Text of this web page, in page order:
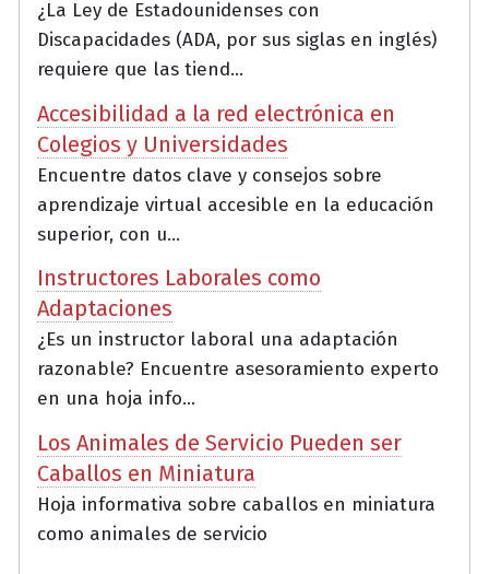
¿La Ley de Estadounidenses con
Discapacidades (ADA, por sus siglas en inglés)
requiere que las tiend...
Accesibilidad a la red electrónica en
Colegios y Universidades
Encuentre datos clave y consejos sobre
aprendizaje virtual accesible en la educación
superior, con u...
Instructores Laborales como
Adaptaciones
¿Es un instructor laboral una adaptación
razonable? Encuentre asesoramiento experto
en una hoja info...
Los Animales de Servicio Pueden ser
Caballos en Miniatura
Hoja informativa sobre caballos en miniatura
como animales de servicio